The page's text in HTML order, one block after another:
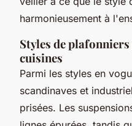
harmonieusement à
Styles de
cuisines
Parmi les styles en
scandinaves et
prisées. Les